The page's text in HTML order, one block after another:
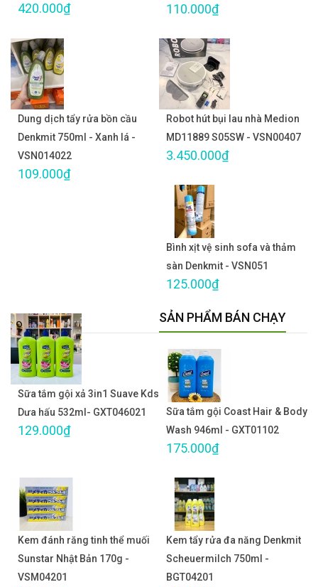
420.000₫ 110.000₫
Dung dịch tẩy rửa bồn cầu
Denkmit 750ml - Xanh lá -
VSN014022
109.000₫
Robot hút bụi lau nhà Medion
MD11889 S05SW - VSN00407
3.450.000₫
Bình xịt vệ sinh sofa và thảm
sàn Denkmit - VSN051
125.000₫
Sữa tắm gội xả 3in1 Suave Kds
Dưa hấu 532ml- GXT046021
129.000₫
SẢN PHẨM BÁN CHẠY
Sữa tắm gội Coast Hair & Body
Wash 946ml - GXT01102
175.000₫
Kem đánh răng tinh thể muối
Sunstar Nhật Bản 170g -
VSM04201
Kem tẩy rửa đa năng Denkmit
Scheuermilch 750ml -
BGT04201